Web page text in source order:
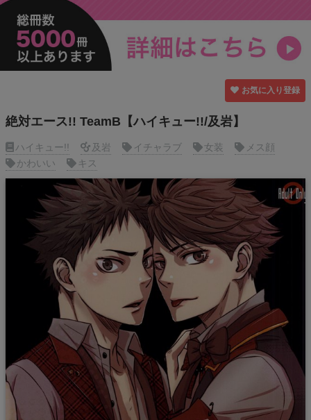
お気に入り登録
絶対エース!! TeamB【ハイキュー!!/及岩】
ハイキュー!! 及岩 イチャラブ 女装
メス顔
かわいい
キス